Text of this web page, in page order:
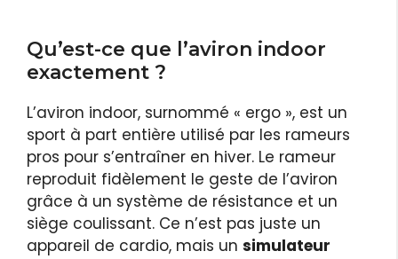
Qu’est-ce que l’aviron indoor
exactement ?
L’aviron indoor, surnommé « ergo », est un
sport à part entière utilisé par les rameurs
pros pour s’entraîner en hiver. Le rameur
reproduit fidèlement le geste de l’aviron
grâce à un système de résistance et un
siège coulissant. Ce n’est pas juste un
appareil de cardio, mais un simulateur